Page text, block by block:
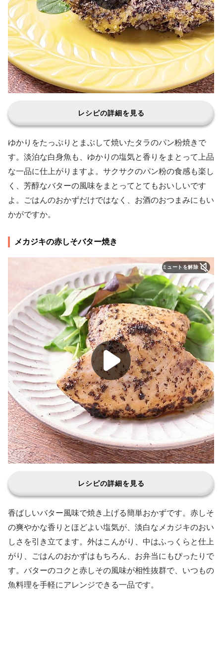
レシピの詳細を見る
ゆかりをたっぷりとまぶして焼いたタラのパン粉焼きで
す。淡泊な白身魚も、ゆかりの塩気と香りをまとって上品
な一品に仕上がりますよ。サクサクのパン粉の食感も楽し
く、芳醇なバターの風味をまとってとてもおいしいです
よ。ごはんのおかずだけではなく、お酒のおつまみにもい
かがですか。
メカジキの赤しそバター焼き
ミュートを解除
レシピの詳細を見る
香ばしいバター風味で焼き上げる簡単おかずです。赤しそ
の爽やかな香りとほどよい塩気が、淡白なメカジキのおい
しさを引き立てます。外はこんがり、中はふっくらと仕上
がり、ごはんのおかずはもちろん、お弁当にもぴったりで
す。バターのコクと赤しその風味が相性抜群で、いつもの
魚料理を手軽にアレンジできる一品です。